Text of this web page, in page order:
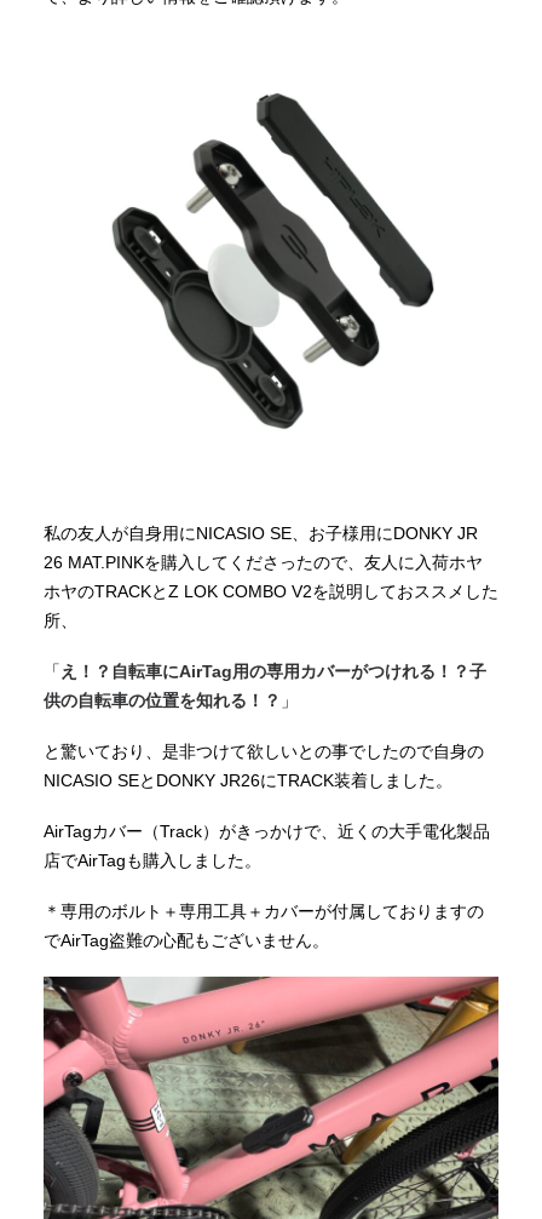
私の友人が自身用にNICASIO SE、お子様用にDONKY JR
26 MAT.PINKを購入してくださったので、友人に入荷ホヤ
ホヤのTRACKとZ LOK COMBO V2を説明しておススメした
所、
「 え！？自転車にAirTag用の専用カバーがつけれる！？子
供の自転車の位置を知れる！？ 」
と驚いており、是非つけて欲しいとの事でしたので自身の
NICASIO SEとDONKY JR26にTRACK装着しました。
AirTagカバー（Track）がきっかけで、近くの大手電化製品
店でAirTagも購入しました。
＊専用のボルト＋専用工具＋カバーが付属しておりますの
でAirTag盗難の心配もございません。